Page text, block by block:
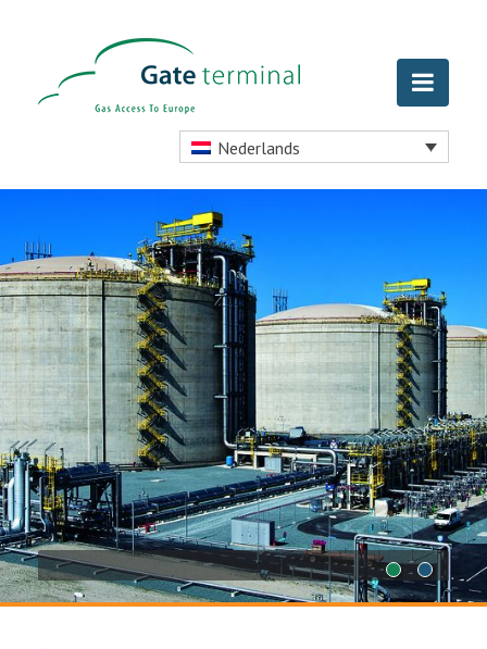
Nederlands
1 2